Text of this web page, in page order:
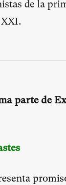
de la
parte de